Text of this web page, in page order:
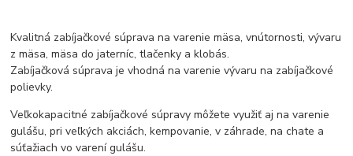
Kvalitná zabíjačkové súprava na varenie mäsa, vnútornosti, vývaru
z mäsa, mäsa do jaterníc, tlačenky a klobás.
Zabíjačková súprava je vhodná na varenie vývaru na zabíjačkové
polievky.
Veľkokapacitné zabíjačkové súpravy môžete využiť aj na varenie
gulášu, pri veľkých akciách, kempovanie, v záhrade, na chate a
súťažiach vo varení gulášu.